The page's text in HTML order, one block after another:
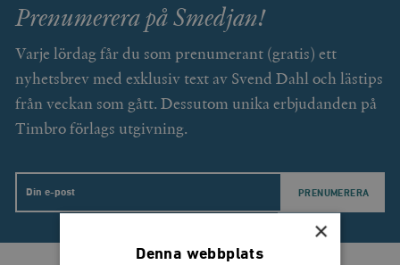
Prenumerera på Smedjan!
Varje lördag får du som prenumerant (gratis) ett
nyhetsbrev med exklusiv text av Svend Dahl och lästips
från veckan som gått. Dessutom unika erbjudanden på
Timbro förlags utgivning.
Email
×
Denna webbplats